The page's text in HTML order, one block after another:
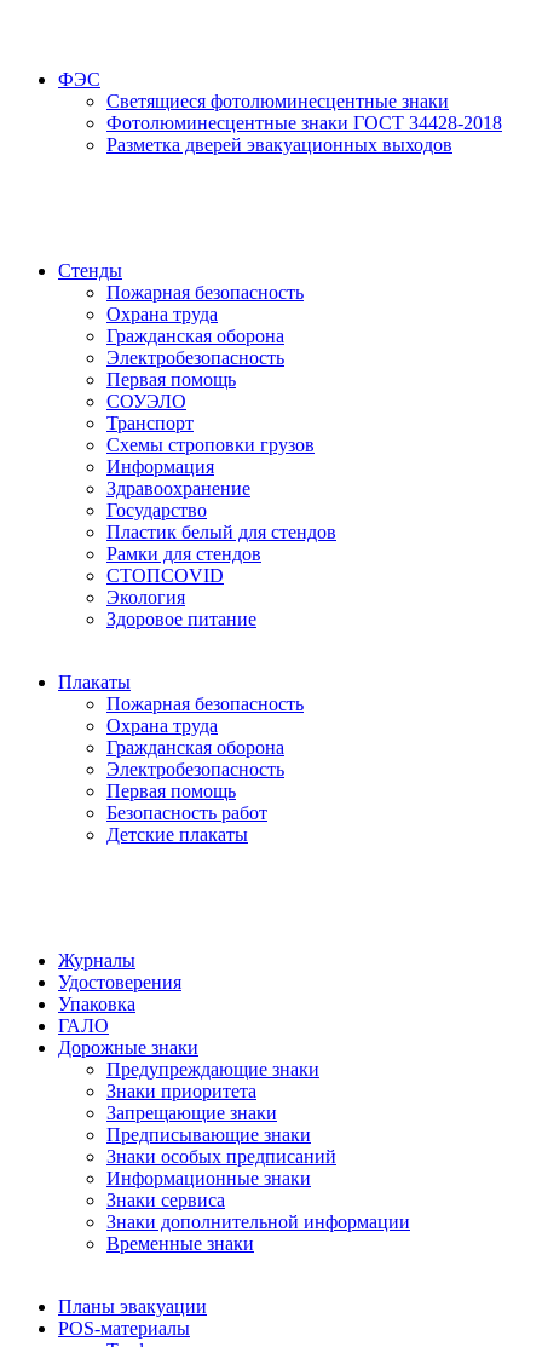
ФЭС
Светящиеся фотолюминесцентные знаки
Фотолюминесцентные знаки ГОСТ 34428-2018
Разметка дверей эвакуационных выходов
Стенды
Пожарная безопасность
Охрана труда
Гражданская оборона
Электробезопасность
Первая помощь
СОУЭЛО
Транспорт
Схемы строповки грузов
Информация
Здравоохранение
Государство
Пластик белый для стендов
Рамки для стендов
СТОПCOVID
Экология
Здоровое питание
Плакаты
Пожарная безопасность
Охрана труда
Гражданская оборона
Электробезопасность
Первая помощь
Безопасность работ
Детские плакаты
Журналы
Удостоверения
Упаковка
ГАЛО
Дорожные знаки
Предупреждающие знаки
Знаки приоритета
Запрещающие знаки
Предписывающие знаки
Знаки особых предписаний
Информационные знаки
Знаки сервиса
Знаки дополнительной информации
Временные знаки
Планы эвакуации
POS-материалы